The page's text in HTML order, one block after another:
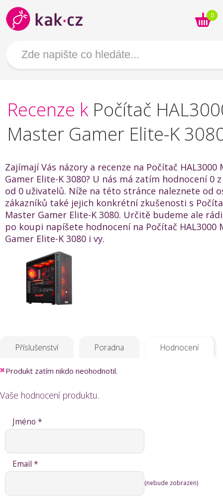
0
Recenze k Počítač
Master Gamer Elite-K
Zajímají Vás názory a recenze na Počítač HAL3000
Gamer Elite-K 3080? U nás má zatím hodnocení 0
od 0 uživatelů. Níže na této stránce naleznete od
zákazníků také jejich konkrétní zkušenosti s
Master Gamer Elite-K 3080. Určitě budeme ale
po koupi napíšete hodnocení na Počítač HAL3000
Gamer Elite-K 3080 i vy.
Příslušenství Poradna Hodnocení
Produkt zatím nikdo neohodnotil.
Vaše hodnocení produktu.
Jméno *
Email *
(nebude zobrazen)